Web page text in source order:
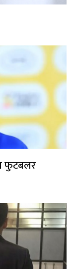
फुटबलर